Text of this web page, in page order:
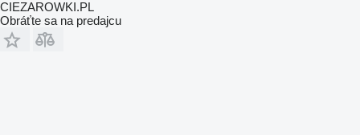
CIEZAROWKI.PL
Obráťte sa na predajcu